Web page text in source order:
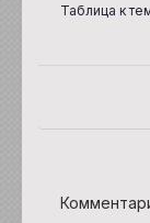
Таблица к